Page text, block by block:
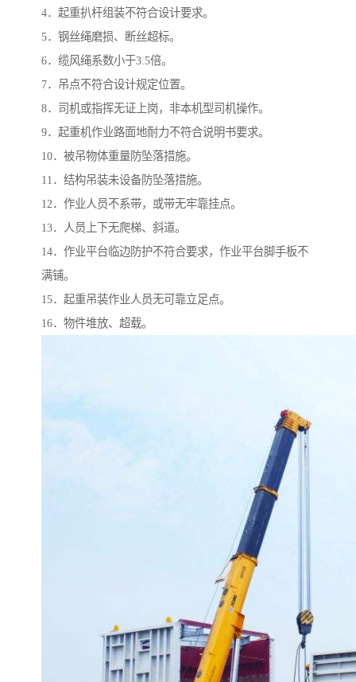
4．起重扒杆组装不符合设计要求。
5．钢丝绳磨损、断丝超标。
6．缆风绳系数小于3.5倍。
7．吊点不符合设计规定位置。
8．司机或指挥无证上岗，非本机型司机操作。
9．起重机作业路面地耐力不符合说明书要求。
10．被吊物体重量防坠落措施。
11．结构吊装未设备防坠落措施。
12．作业人员不系带，或带无牢靠挂点。
13．人员上下无爬梯、斜道。
14．作业平台临边防护不符合要求，作业平台脚手板不
满铺。
15．起重吊装作业人员无可靠立足点。
16．物件堆放、超载。